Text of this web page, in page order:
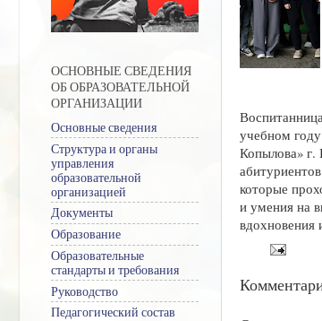
учебном
Копылова» г.
которые
и умения на
вдохновения
ОСНОВНЫЕ СВЕДЕНИЯ
ОБ ОБРАЗОВАТЕЛЬНОЙ
ОРГАНИЗАЦИИ
Основные сведения
Структура и органы
управления
образовательной
организацией
Документы
Образование
Образовательные
стандарты и требования
Руководство
Педагогический состав